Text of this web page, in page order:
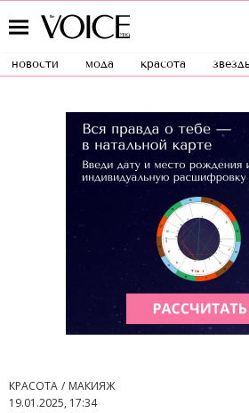
новости мода красота
КРАСОТА
МАКИЯЖ
19.01.2025, 17:34